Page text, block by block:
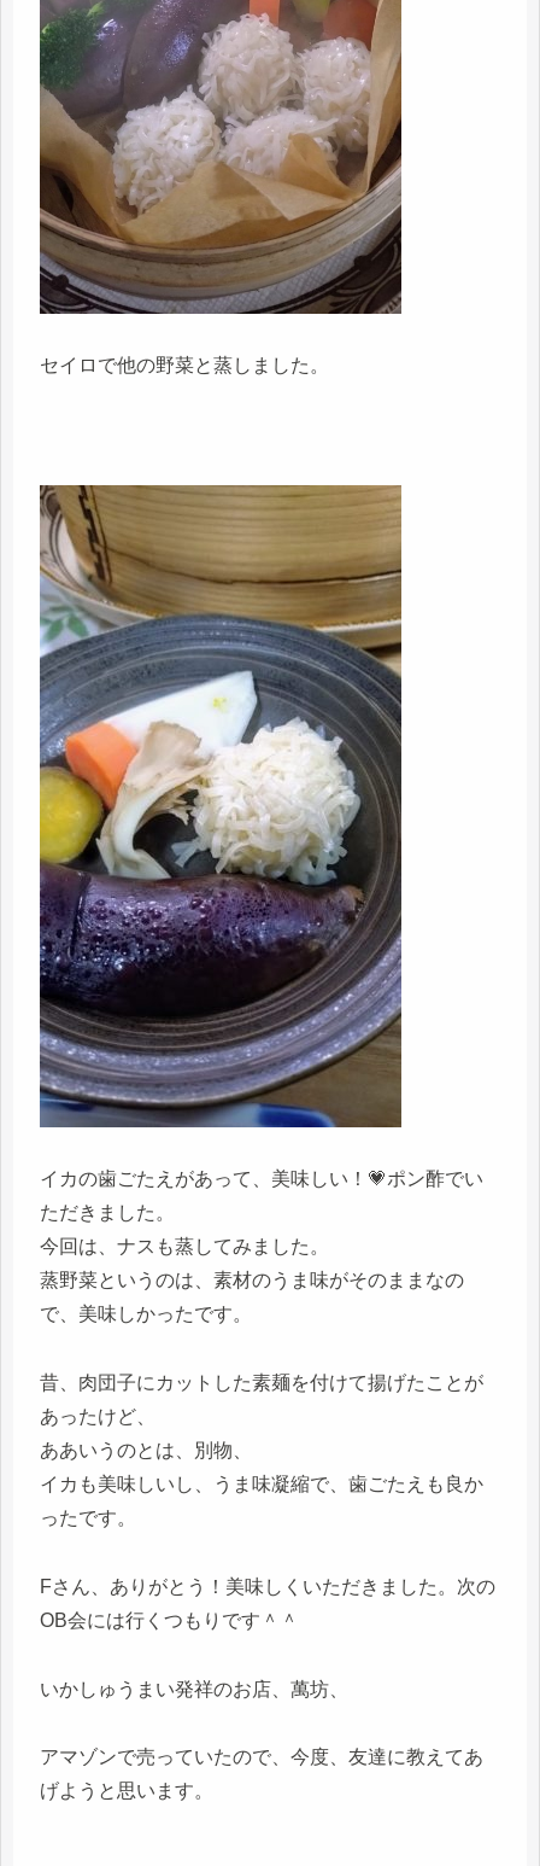
セイロで他の野菜と蒸しました。
イカの歯ごたえがあって、美味しい！💗ポン酢でい
ただきました。
今回は、ナスも蒸してみました。
蒸野菜というのは、素材のうま味がそのままなの
で、美味しかったです。
昔、肉団子にカットした素麺を付けて揚げたことが
あったけど、
ああいうのとは、別物、
イカも美味しいし、うま味凝縮で、歯ごたえも良か
ったです。
Fさん、ありがとう！美味しくいただきました。次の
OB会には行くつもりです＾＾
いかしゅうまい発祥のお店、萬坊、
アマゾンで売っていたので、今度、友達に教えてあ
げようと思います。